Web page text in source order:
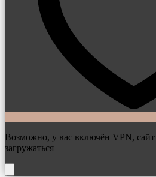
Возможно, у вас включён VPN,
загружаться